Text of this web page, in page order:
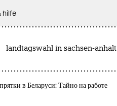
hilfe
landtagswahl in sachsen-anhalt
в Беларуси: Тайно на работе